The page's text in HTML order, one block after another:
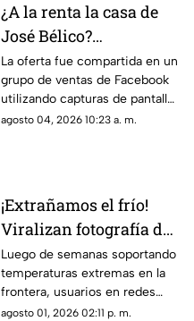
¿A la renta la casa de
José Bélico?
Publicación en redes
desata diversas
opiniones en Ciudad
Juárez
La oferta fue compartida en un
grupo de ventas de Facebook
utilizando capturas de pantalla
tomadas del canal Unique
agosto 04, 2026 10:23 a. m.
¡Extrañamos el frío!
Viralizan fotografía del
Cerro de la Biblia con
nieve tras días con más
de 40 grados en Juárez
Luego de semanas soportando
temperaturas extremas en la
frontera, usuarios en redes
sociales añoran las nevadas de
agosto 01, 2026 02:11 p. m.